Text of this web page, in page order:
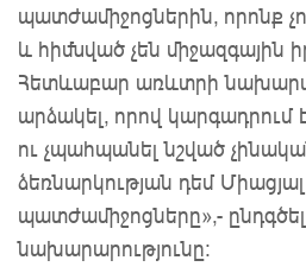
պատժամիջոցներին, որոնք
և հիմնված չեն միջազգային
Հետևաբար առևտրի
արձակել, որով կարգադրում
ու չպահպանել նշված
ձեռնարկության դեմ
պատժամիջոցները»,-
նախարարությունը։